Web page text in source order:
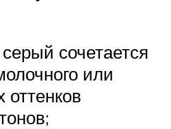
сочетается
или
оттенков